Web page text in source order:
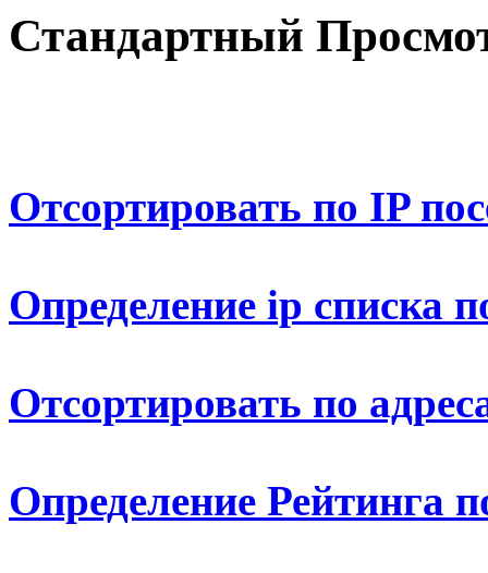
Стандартный
Отсортировать по IP
Определение ip списка
Отсортировать по
Определение Рейтинга